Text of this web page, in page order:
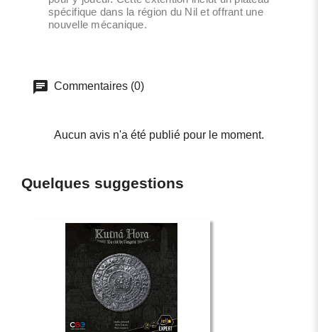
spécifique dans la région du Nil et offrant une
nouvelle mécanique.
Commentaires (0)
Aucun avis n'a été publié pour le moment.
Quelques suggestions